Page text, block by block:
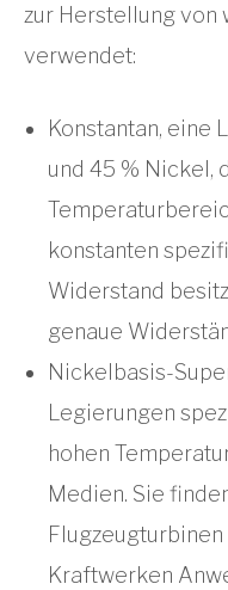
zur Herstellung
verwendet:
Konstantan, eine
und 45 % Nickel,
konstanten
Widerstand
genaue
Nickelbasis-
Legierungen
hohen
Medien. Sie
Kraftwerken